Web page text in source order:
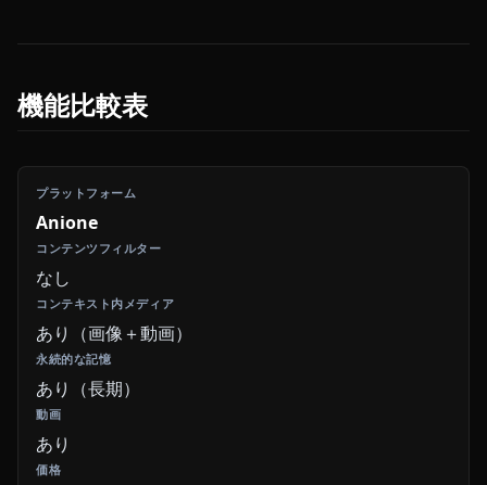
機能比較表
Anione
なし
あり（画像＋動画）
あり（長期）
あり